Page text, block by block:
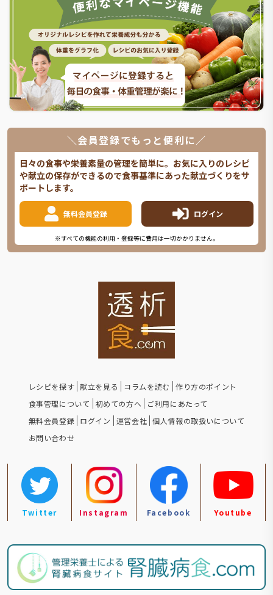
＼会員登録でもっと便利に／
日々の食事や栄養素量の管理を簡単に。お気に入りのレシピ
や献立の保存ができるので食事基準にあった献立づくりをサ
ポートします。
無料会員登録 ログイン
※すべての機能の利用・登録等に費用は一切かかりません。
レシピを探す 献立を見る コラムを読む
作り方のポイント
食事管理について
初めての方へ
ご利用にあたって
無料会員登録 ログイン 運営会社 個人情報の取扱いについて
お問い合わせ
Twitter Instagram Facebook Youtube